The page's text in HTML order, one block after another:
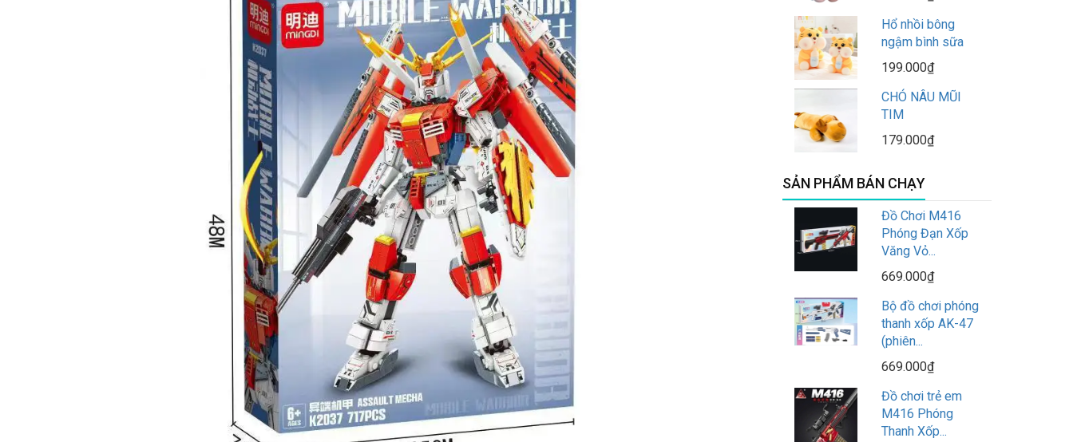
Hổ nhồi bông
ngậm bình sữa
199.000₫
CHÓ NÂU MŨI
TIM
179.000₫
SẢN PHẨM BÁN CHẠY
Đồ Chơi M416
Phóng Đạn Xốp
Văng Vỏ...
669.000₫
Bộ đồ chơi phóng
thanh xốp AK-47
(phiên...
669.000₫
Đồ chơi trẻ em
M416 Phóng
Thanh Xốp...